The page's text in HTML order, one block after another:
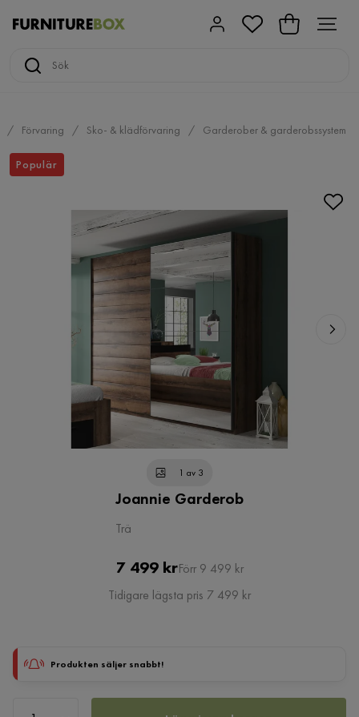
Förvaring Sko- & klädförvaring Garderober & garderobssystem
Populär
1 av 3
Joannie Garderob
Trä
Pris
7 499 krOriginal
Pris
Förr 9 499 kr
Tidigare lägsta pris 7 499 kr
Produkten säljer snabbt!